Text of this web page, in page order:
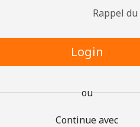
Rappel
Login
ou
Continue avec